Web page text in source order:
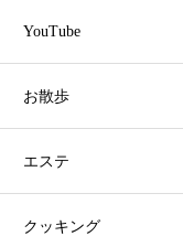
YouTube
お散歩
エステ
クッキング